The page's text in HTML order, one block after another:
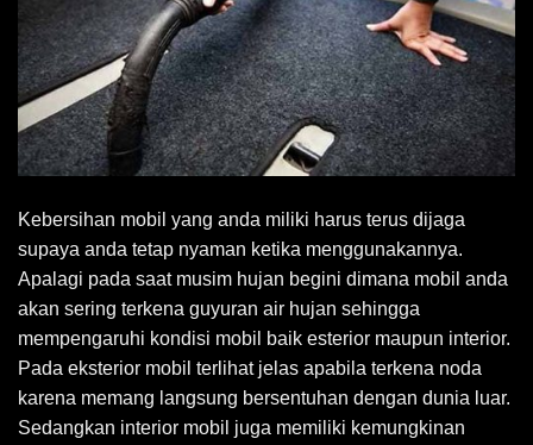
Kebersihan mobil yang anda miliki harus terus dijaga
supaya anda tetap nyaman ketika menggunakannya.
Apalagi pada saat musim hujan begini dimana mobil anda
akan sering terkena guyuran air hujan sehingga
mempengaruhi kondisi mobil baik esterior maupun interior.
Pada eksterior mobil terlihat jelas apabila terkena noda
karena memang langsung bersentuhan dengan dunia luar.
Sedangkan interior mobil juga memiliki kemungkinan